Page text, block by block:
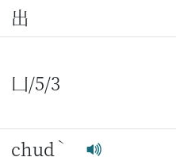
出
凵/5/3
chud ˋ